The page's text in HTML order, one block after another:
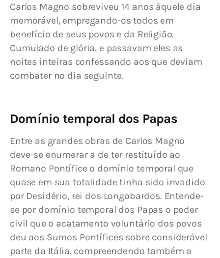
Carlos Magno sobreviveu 14 anos àquele dia
memorável, empregando-os todos em
benefício de seus povos e da Religião.
Cumulado de glória, e passavam eles as
noites inteiras confessando aos que deviam
combater no dia seguinte.
Domínio temporal dos Papas
Entre as grandes obras de Carlos Magno
deve-se enumerar a de ter restituído ao
Romano Pontífice o domínio temporal que
quase em sua totalidade tinha sido invadido
por Desidério, rei dos Longobardos. Entende-
se por domínio temporal dos Papas o poder
civil que o acatamento voluntário dos povos
deu aos Sumos Pontífices sobre considerável
parte da Itália, compreendendo também a